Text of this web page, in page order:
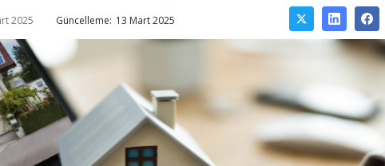
2025 Güncelleme: 13 Mart 2025